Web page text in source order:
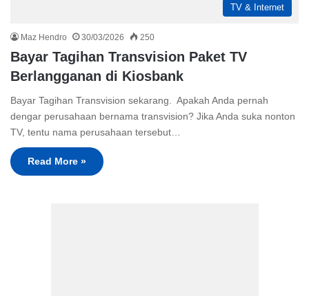
TV & Internet
Maz Hendro 30/03/2026 250
Bayar Tagihan Transvision Paket TV
Berlangganan di Kiosbank
Bayar Tagihan Transvision sekarang. Apakah Anda pernah
dengar perusahaan bernama transvision? Jika Anda suka nonton
TV, tentu nama perusahaan tersebut…
Read More »